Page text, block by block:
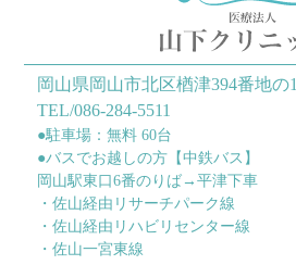
岡山県岡山市北区楢津394番地の1
TEL/086-284-5511
●駐車場：無料 60台
●バスでお越しの方【中鉄バス】
岡山駅東口6番のりば→平津下車
・佐山経由リサーチパーク線
・佐山経由リハビリセンター線
・佐山一宮東線